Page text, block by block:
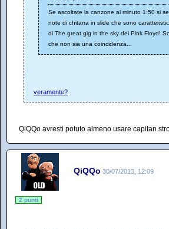
Se ascoltate la canzone al minuto 1:50 si
note di chitarra in slide che sono
di The great gig in the sky dei Pink Floyd!
che non sia una coincidenza...
veramente?
QiQQo avresti potuto almeno usare capitan
QiQQo 30/07/2013, 12:09
2 punti